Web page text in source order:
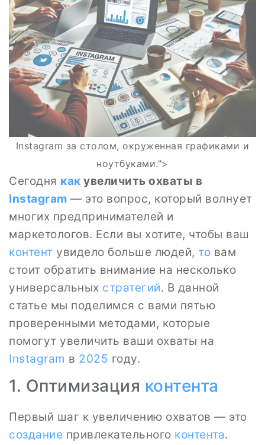
Instagram за столом, окруженная графиками и
ноутбуками.">
Сегодня как увеличить охваты в
Instagram — это вопрос, который волнует
многих предпринимателей и
маркетологов. Если вы хотите, чтобы ваш
контент увидело больше людей, то вам
стоит обратить внимание на несколько
универсальных стратегий. В данной
статье мы поделимся с вами пятью
проверенными методами, которые
помогут увеличить ваши охваты на
Instagram в 2025 году.
1. Оптимизация контента
Первый шаг к увеличению охватов — это
создание привлекательного контента.